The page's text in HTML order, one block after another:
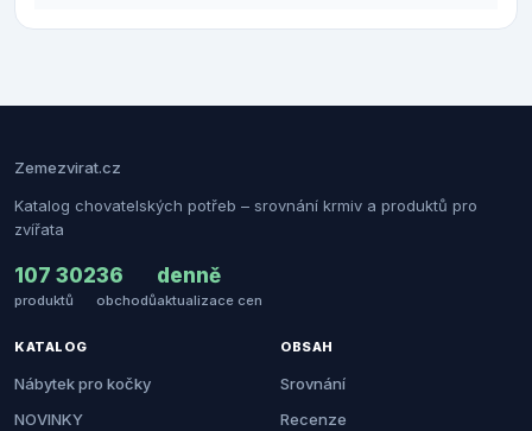
Zemezvirat.cz
Katalog chovatelských potřeb – srovnání krmiv a produktů pro
zvířata
107 302
produktů
36
obchodů
denně
aktualizace cen
KATALOG
Nábytek pro kočky
NOVINKY
OBSAH
Srovnání
Recenze